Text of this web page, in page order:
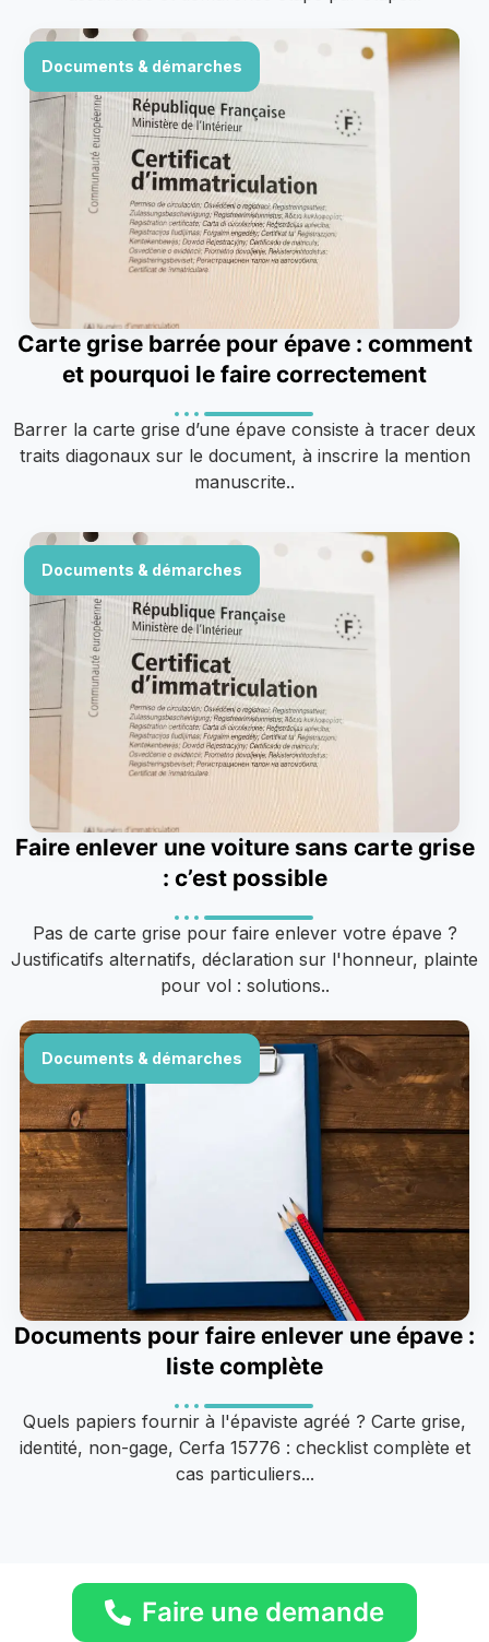
Documents & démarches
Carte grise barrée pour épave : comment
et pourquoi le faire correctement
Barrer la carte grise d’une épave consiste à tracer deux
traits diagonaux sur le document, à inscrire la mention
manuscrite..
Documents & démarches
Faire enlever une voiture sans carte grise
: c’est possible
Pas de carte grise pour faire enlever votre épave ?
Justificatifs alternatifs, déclaration sur l'honneur, plainte
pour vol : solutions..
Documents & démarches
Documents pour faire enlever une épave :
liste complète
Quels papiers fournir à l'épaviste agréé ? Carte grise,
identité, non-gage, Cerfa 15776 : checklist complète et
cas particuliers...
Faire une demande